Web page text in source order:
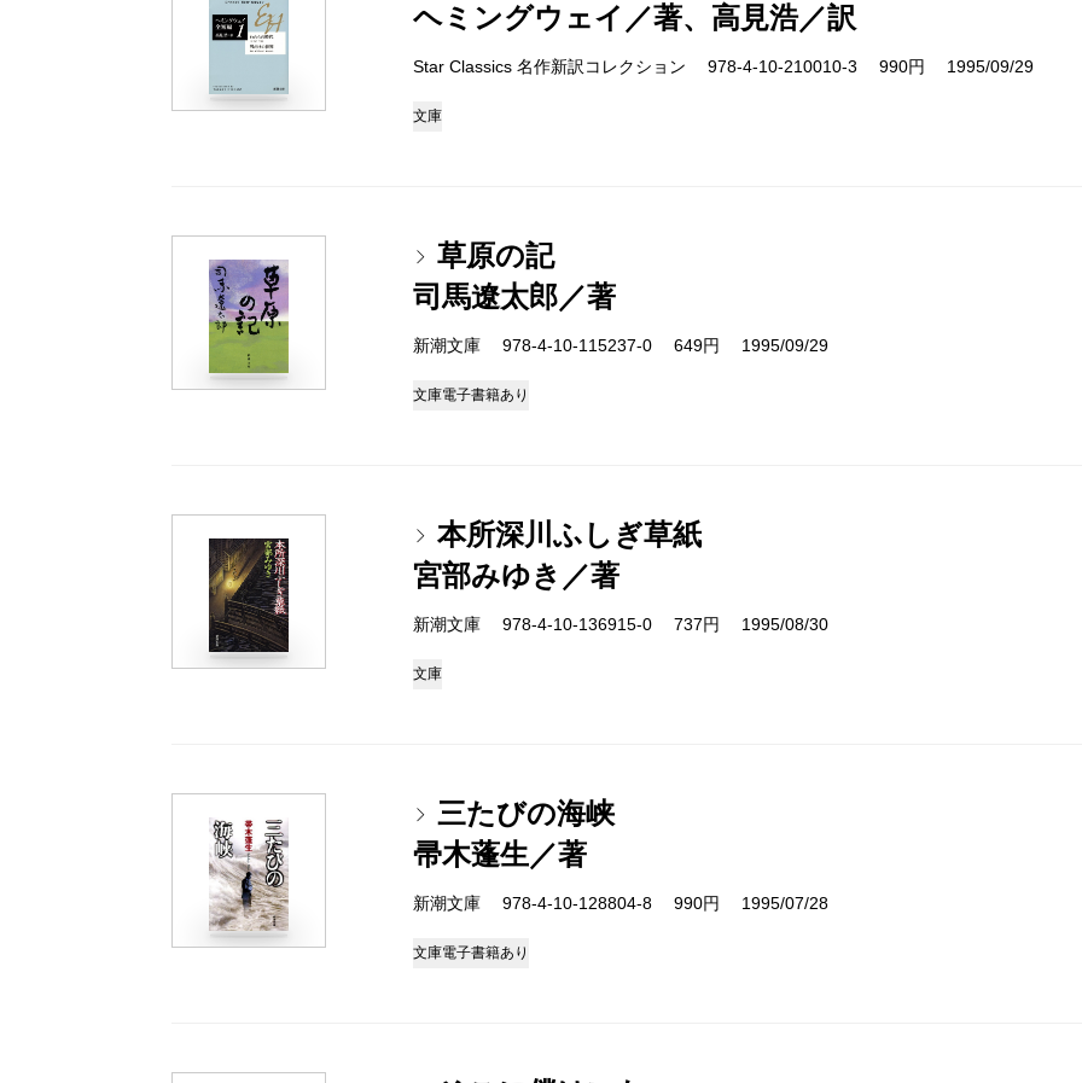
ヘミングウェイ／著、高見浩／訳
Star Classics 名作新訳コレクション 978-4-10-210010-3 990円 1995/09/29
文庫
草原の記
司馬遼太郎／著
新潮文庫 978-4-10-115237-0 649円 1995/09/29
文庫電子書籍あり
本所深川ふしぎ草紙
宮部みゆき／著
新潮文庫 978-4-10-136915-0 737円 1995/08/30
文庫
三たびの海峡
帚木蓬生／著
新潮文庫 978-4-10-128804-8 990円 1995/07/28
文庫電子書籍あり